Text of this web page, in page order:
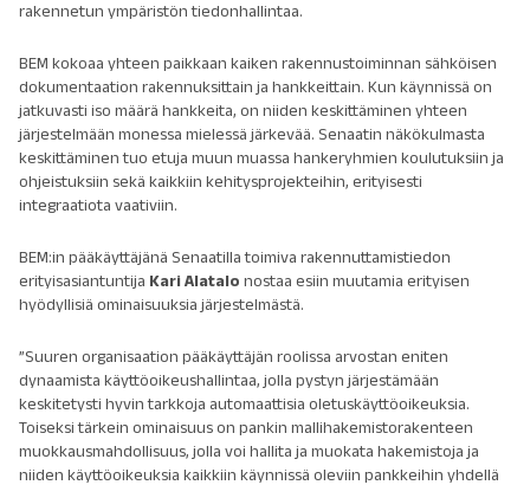
rakennetun ympäristön tiedonhallintaa.
BEM kokoaa yhteen paikkaan kaiken rakennustoiminnan sähköisen
dokumentaation rakennuksittain ja hankkeittain. Kun käynnissä on
jatkuvasti iso määrä hankkeita, on niiden keskittäminen yhteen
järjestelmään monessa mielessä järkevää. Senaatin näkökulmasta
keskittäminen tuo etuja muun muassa hankeryhmien koulutuksiin ja
ohjeistuksiin sekä kaikkiin kehitysprojekteihin, erityisesti
integraatiota vaativiin.
BEM:in pääkäyttäjänä Senaatilla toimiva rakennuttamistiedon
erityisasiantuntija Kari Alatalo nostaa esiin muutamia erityisen
hyödyllisiä ominaisuuksia järjestelmästä.
”Suuren organisaation pääkäyttäjän roolissa arvostan eniten
dynaamista käyttöoikeushallintaa, jolla pystyn järjestämään
keskitetysti hyvin tarkkoja automaattisia oletuskäyttöoikeuksia.
Toiseksi tärkein ominaisuus on pankin mallihakemistorakenteen
muokkausmahdollisuus, jolla voi hallita ja muokata hakemistoja ja
niiden käyttöoikeuksia kaikkiin käynnissä oleviin pankkeihin yhdellä